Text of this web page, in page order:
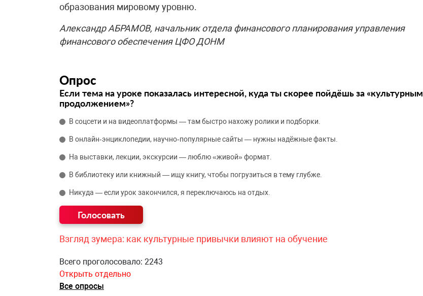
образования мировому уровню.
Александр АБРАМОВ, начальник отдела финансового планирования управления
финансового обеспечения ЦФО ДОНМ
Опрос
Если тема на уроке показалась интересной, куда ты скорее пойдёшь за «культурным
продолжением»?
В соцсети и на видеоплатформы — там быстро нахожу ролики и подборки.
В онлайн‑энциклопедии, научно‑популярные сайты — нужны надёжные факты.
На выставки, лекции, экскурсии — люблю «живой» формат.
В библиотеку или книжный — ищу книгу, чтобы погрузиться в тему глубже.
Никуда — если урок закончился, я переключаюсь на отдых.
Взгляд зумера: как культурные привычки влияют на обучение
Всего проголосовало: 2243
Открыть отдельно
Все опросы